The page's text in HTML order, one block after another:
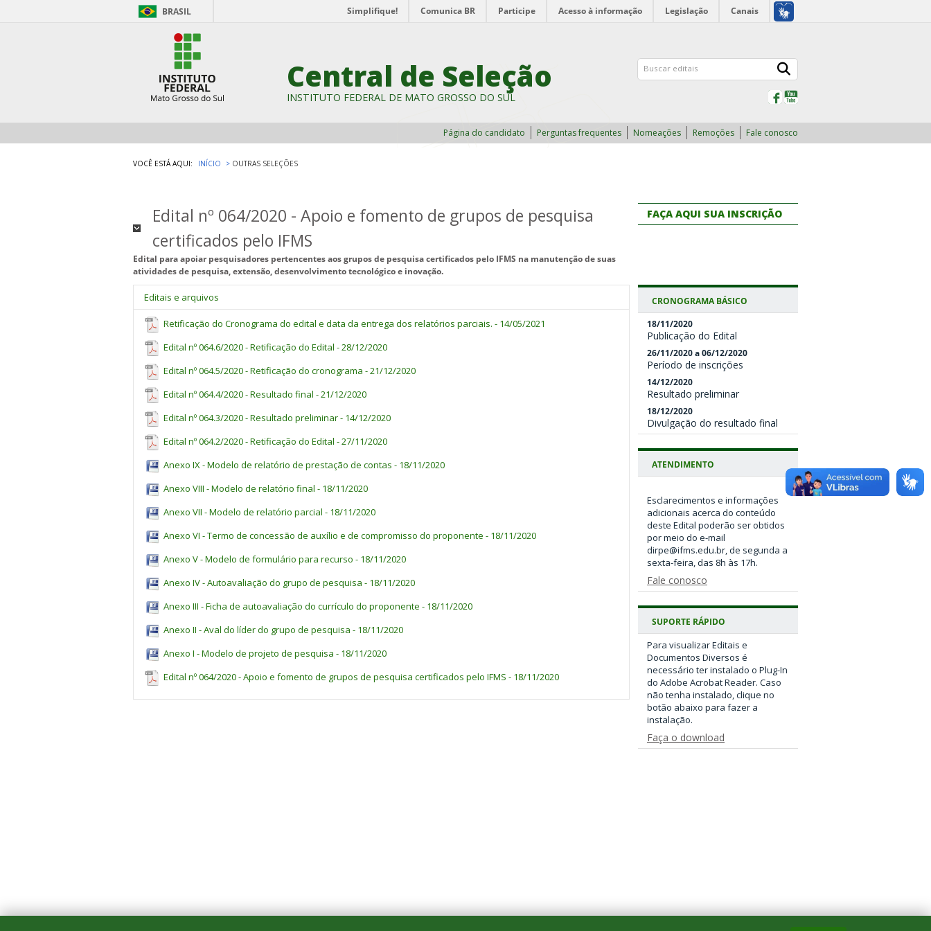
BRASIL Simplifique! Comunica BR Participe Acesso à informação Legislação Canais
Central de Seleção
INSTITUTO FEDERAL DE MATO GROSSO DO SUL Facebook
Página do candidato Perguntas frequentes Nomeações Remoções Fale conosco
VOCÊ ESTÁ AQUI: INÍCIO OUTRAS SELEÇÕES
Edital nº 064/2020 - Apoio e fomento de grupos de pesquisa
certificados pelo IFMS
Edital para apoiar pesquisadores pertencentes aos grupos de pesquisa certificados pelo IFMS na manutenção de suas
atividades de pesquisa, extensão, desenvolvimento tecnológico e inovação.
FAÇA AQUI SUA INSCRIÇÃO
Editais e arquivos
Retificação do Cronograma do edital e data da entrega dos relatórios parciais. - 14/05/2021
Edital nº 064.6/2020 - Retificação do Edital - 28/12/2020
Edital nº 064.5/2020 - Retificação do cronograma - 21/12/2020
Edital nº 064.4/2020 - Resultado final - 21/12/2020
Edital nº 064.3/2020 - Resultado preliminar - 14/12/2020
Edital nº 064.2/2020 - Retificação do Edital - 27/11/2020
Anexo IX - Modelo de relatório de prestação de contas - 18/11/2020
Anexo VIII - Modelo de relatório final - 18/11/2020
Anexo VII - Modelo de relatório parcial - 18/11/2020
Anexo VI - Termo de concessão de auxílio e de compromisso do proponente - 18/11/2020
Anexo V - Modelo de formulário para recurso - 18/11/2020
Anexo IV - Autoavaliação do grupo de pesquisa - 18/11/2020
Anexo III - Ficha de autoavaliação do currículo do proponente - 18/11/2020
Anexo II - Aval do líder do grupo de pesquisa - 18/11/2020
Anexo I - Modelo de projeto de pesquisa - 18/11/2020
Edital nº 064/2020 - Apoio e fomento de grupos de pesquisa certificados pelo IFMS - 18/11/2020
CRONOGRAMA BÁSICO
18/11/2020
Publicação do Edital
26/11/2020 a 06/12/2020
Período de inscrições
14/12/2020
Resultado preliminar
18/12/2020
Divulgação do resultado final
ATENDIMENTO
Esclarecimentos e informações
adicionais acerca do conteúdo
deste Edital poderão ser obtidos
por meio do e-mail
dirpe@ifms.edu.br, de segunda a
Fale conosco
SUPORTE RÁPIDO
Para visualizar Editais e
Documentos Diversos é
necessário ter instalado o Plug-In
do Adobe Acrobat Reader. Caso
não tenha instalado, clique no
botão abaixo para fazer a
instalação.
Faça o download